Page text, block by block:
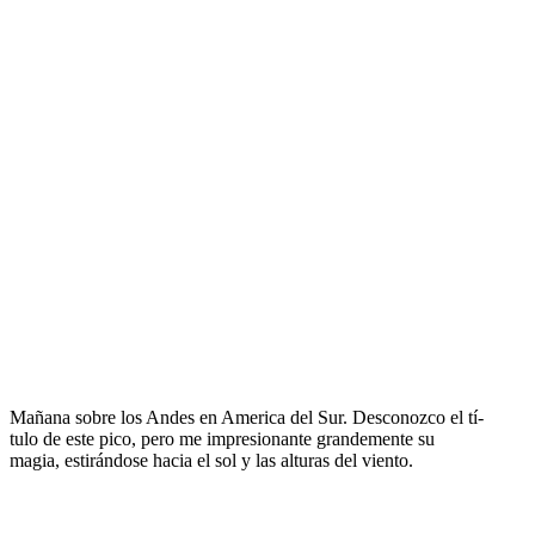
Mañana sobre los Andes en America del Sur. Desconozco el tí­
tulo de este pico, pero me impresionante grandemente su
magia, estirándose hacia el sol y las alturas del viento.